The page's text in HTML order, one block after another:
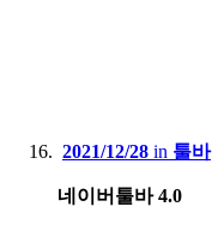
2021/12/28 in 툴바
네이버툴바 4.0